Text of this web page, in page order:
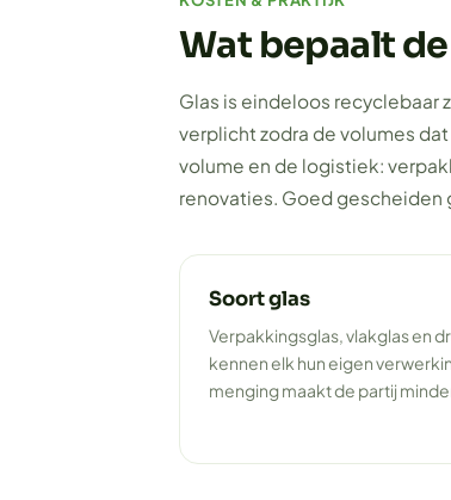
Wat bepaalt
Glas is eindeloos recyclebaar
verplicht zodra de volumes
volume en de logistiek:
renovaties. Goed
Soort glas
Verpakkingsglas, vlakglas en
kennen elk hun eigen
menging maakt de partij